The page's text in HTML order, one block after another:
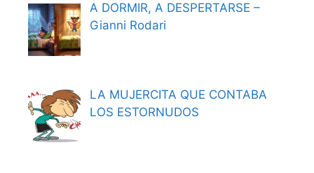
A DORMIR, A DESPERTARSE –
Gianni Rodari
LA MUJERCITA QUE CONTABA
LOS ESTORNUDOS